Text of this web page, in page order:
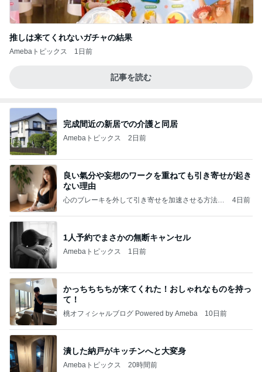
推しは来てくれないガチャの結果
Amebaトピックス 1日前
記事を読む
完成間近の新居での介護と同居
Amebaトピックス 2日前
良い氣分や妄想のワークを重ねても引き寄せが起き
ない理由
心のブレーキを外して引き寄せを加速させる方法：
4日前
1人予約でまさかの無断キャンセル
Amebaトピックス 1日前
かっちちちちが来てくれた！おしゃれなものを持っ
て！
桃オフィシャルブログ Powered by Ameba 10日前
潰した納戸がキッチンへと大変身
Amebaトピックス 20時間前